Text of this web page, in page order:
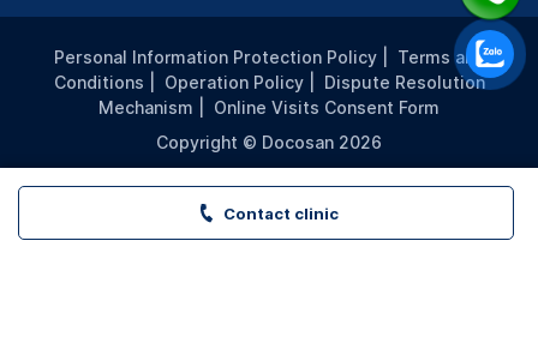
Contact clinic
Personal Information Protection Policy
Terms and
Conditions
Operation Policy
Dispute Resolution
Mechanism
Online Visits Consent Form
Copyright © Docosan 2026